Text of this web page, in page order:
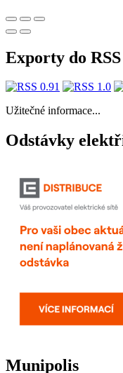
Exporty do RSS
Užitečné informace...
Odstávky
Munipolis